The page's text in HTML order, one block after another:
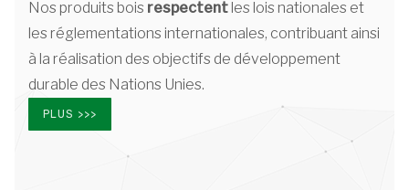
Nos produits bois respectent les lois nationales et
les réglementations internationales, contribuant ainsi
à la réalisation des objectifs de développement
durable des Nations Unies.
PLUS >>>